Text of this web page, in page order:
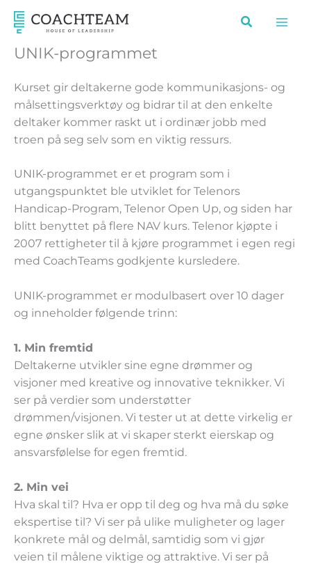
Hopp
rett
innholdet
UNIK-programmet
Kurset gir deltakerne gode kommunikasjons- og
målsettingsverktøy og bidrar til at den enkelte
deltaker kommer raskt ut i ordinær jobb med
troen på seg selv som en viktig ressurs.
UNIK-programmet er et program som i
utgangspunktet ble utviklet for Telenors
Handicap-Program, Telenor Open Up, og siden har
blitt benyttet på flere NAV kurs. Telenor kjøpte i
2007 rettigheter til å kjøre programmet i egen regi
med CoachTeams godkjente kursledere.
UNIK-programmet er modulbasert over 10 dager
og inneholder følgende trinn:
1. Min fremtid
Deltakerne utvikler sine egne drømmer og
visjoner med kreative og innovative teknikker. Vi
ser på verdier som understøtter
drømmen/visjonen. Vi tester ut at dette virkelig er
egne ønsker slik at vi skaper sterkt eierskap og
ansvarsfølelse for egen fremtid.
2. Min vei
Hva skal til? Hva er opp til deg og hva må du søke
ekspertise til? Vi ser på ulike muligheter og lager
konkrete mål og delmål, samtidig som vi gjør
veien til målene viktige og attraktive. Vi ser på